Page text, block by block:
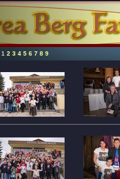
1 2 3 4 5 6 7 8 9